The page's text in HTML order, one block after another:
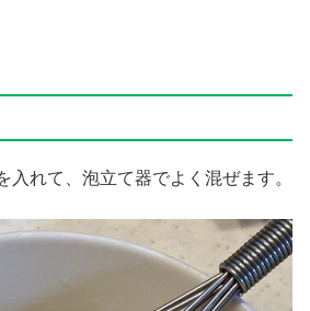
れて、泡立て器でよく混ぜます。